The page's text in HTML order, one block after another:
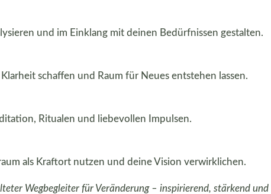
und im Einklang mit deinen Bedürfnissen gestalten.
schaffen und Raum für Neues entstehen lassen.
Ritualen und liebevollen Impulsen.
als Kraftort nutzen und deine Vision verwirklichen.
Wegbegleiter für Veränderung – inspirierend, stärkend